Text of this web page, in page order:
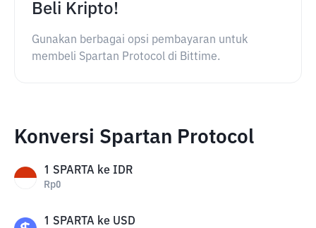
Beli Kripto!
Gunakan berbagai opsi pembayaran untuk
membeli Spartan Protocol di Bittime.
Konversi Spartan Protocol
1 SPARTA ke IDR
Rp0
1 SPARTA ke USD